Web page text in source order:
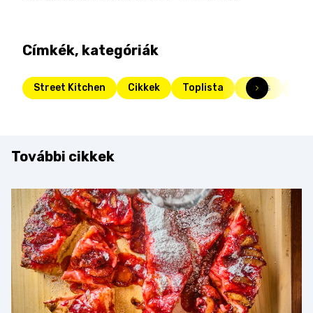
Címkék, kategóriák
Street Kitchen Cikkek Toplista Friss
További cikkek